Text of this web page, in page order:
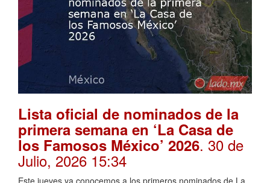
Lista oficial de nominados de la
primera semana en ‘La Casa de
los Famosos México’ 2026. 30 de
Julio, 2026 15:34
Este jueves ya conocemos a los primeros nominados de La